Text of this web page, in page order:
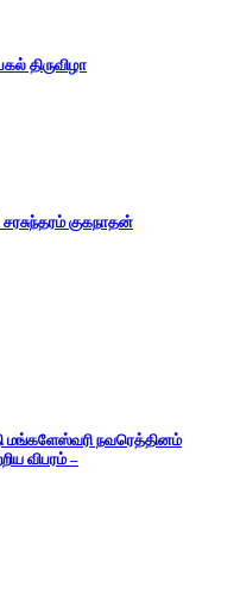
திருவிழா
குகநாதன்
மங்களேஸ்வரி நவரெத்தினம்
விபரம் –